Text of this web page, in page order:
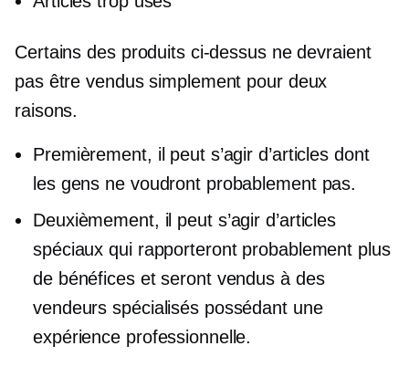
Certains des produits ci-dessus ne devraient
pas être vendus simplement pour deux
raisons.
Premièrement, il peut s’agir d’articles dont
les gens ne voudront probablement pas.
Deuxièmement, il peut s’agir d’articles
spéciaux qui rapporteront probablement plus
de bénéfices et seront vendus à des
vendeurs spécialisés possédant une
expérience professionnelle.